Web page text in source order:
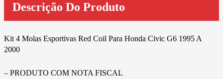
Descrição Do Produto
Kit 4 Molas Esportivas Red Coil Para Honda Civic G6 1995 A
2000
– PRODUTO COM NOTA FISCAL